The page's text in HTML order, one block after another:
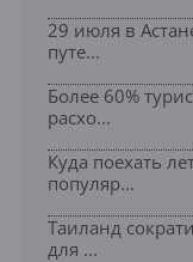
29 июля в
путе...
Более 60%
расхо...
Куда поехать
популяр...
Таиланд
для ...